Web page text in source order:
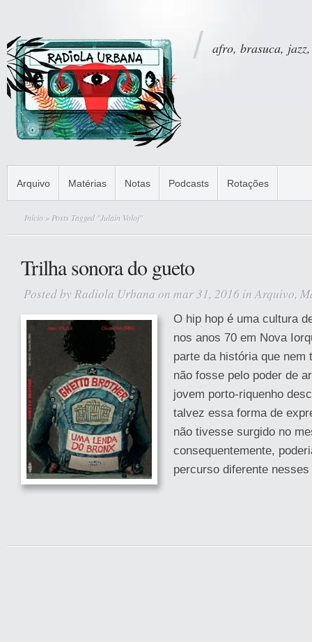
afro, brasuca,
Arquivo Matérias Notas Podcasts Rotações
Início » Posts Tagged "Julain Voloj"
Trilha sonora do gueto
Posted by Radiola Urbana on mar 31, 2016 inArquivo,
O hip hop é uma cultura
nos anos 70 em Nova
parte da história que nem
não fosse pelo poder de
jovem porto-riquenho
talvez essa forma de
não tivesse surgido no
consequentemente,
percurso diferente